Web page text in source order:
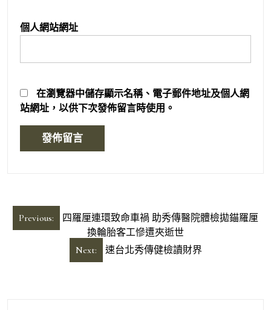
個人網站網址
在瀏覽器中儲存顯示名稱、電子郵件地址及個人網
站網址，以供下次發佈留言時使用。
文
章
Previous:
四羅厘連環致命車禍 助秀傳醫院體檢拋錨羅厘
換輪胎客工慘遭夾逝世
Next:
速台北秀傳健檢讀財界